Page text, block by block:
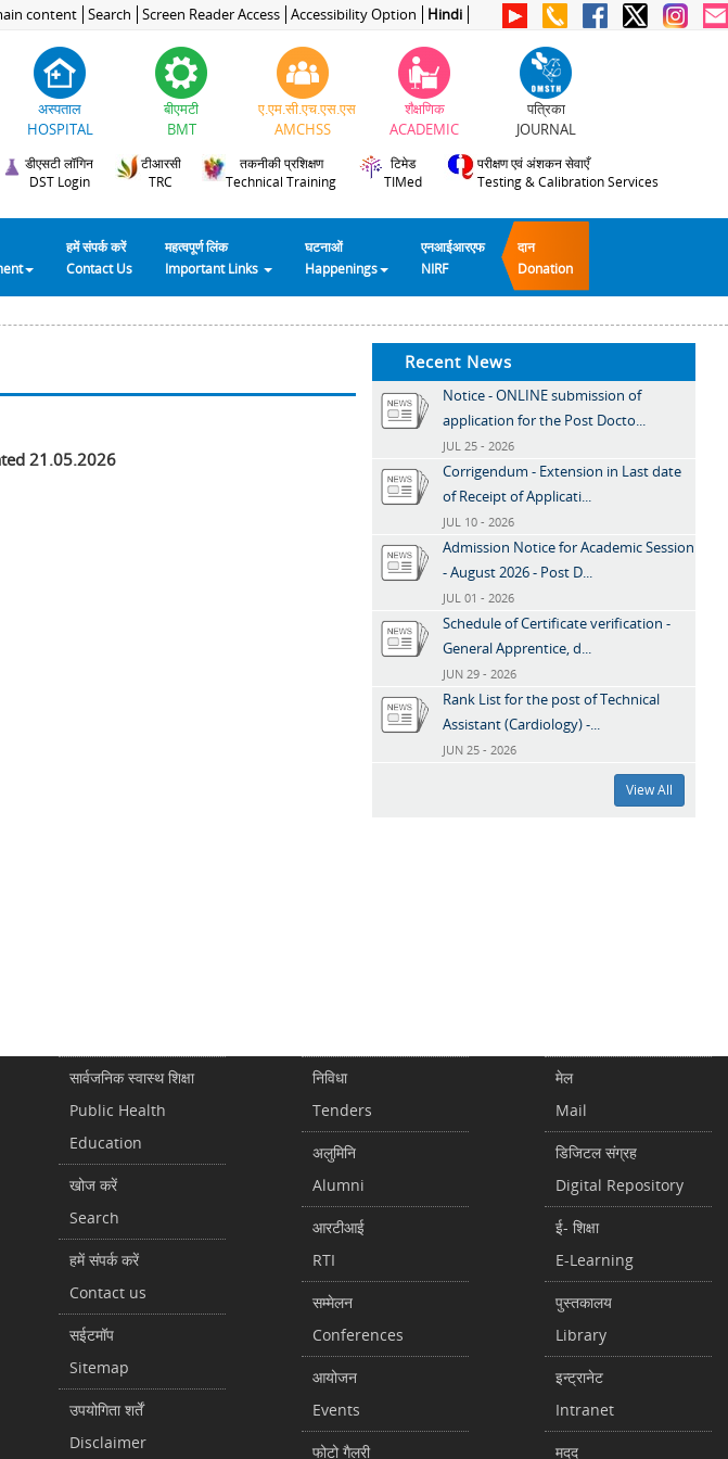
content Search Screen Reader Access Accessibility Option Hindi
अस्पताल
HOSPITAL
बीएमटी
BMT
ए.एम.सी.एच.एस.एस
AMCHSS
शैक्षणिक
ACADEMIC
पत्रिका
JOURNAL
डीएसटी लॉगिन
DST Login
टीआरसी
TRC
तकनीकी प्रशिक्षण
Technical Training
टिमेड
TIMed
परीक्षण एवं अंशकन सेवाएँ
Testing & Calibration Services
हमें संपर्क करें
Contact Us
महत्वपूर्ण लिंक
Important Links
घटनाओं
Happenings
एनआईआरएफ
NIRF
दान
Donation
21.05.2026
Recent News
Notice - ONLINE submission of
application for the Post Docto...
JUL 25 - 2026
Corrigendum - Extension in Last date
of Receipt of Applicati...
JUL 10 - 2026
Admission Notice for Academic Session
- August 2026 - Post D...
JUL 01 - 2026
Schedule of Certificate verification -
General Apprentice, d...
JUN 29 - 2026
Rank List for the post of Technical
Assistant (Cardiology) -...
JUN 25 - 2026
View All
सार्वजनिक स्वास्थ शिक्षा
Public Health
Education
खोज करें
Search
हमें संपर्क करें
Contact us
सईटमॉप
Sitemap
उपयोगिता शर्तें
Disclaimer
निविधा
Tenders
अलुमिनि
Alumni
आरटीआई
RTI
सम्मेलन
Conferences
आयोजन
Events
फोटो गैलरी
मेल
Mail
डिजिटल संग्रह
Digital Repository
ई- शिक्षा
E-Learning
पुस्तकालय
Library
इन्ट्रानेट
Intranet
मदद